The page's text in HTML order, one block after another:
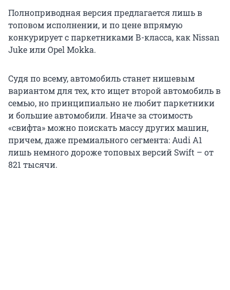
Полноприводная версия предлагается лишь в
топовом исполнении, и по цене впрямую
конкурирует с паркетниками В-класса, как Nissan
Juke или Opel Mokka.
Судя по всему, автомобиль станет нишевым
вариантом для тех, кто ищет второй автомобиль в
семью, но принципиально не любит паркетники
и большие автомобили. Иначе за стоимость
«свифта» можно поискать массу других машин,
причем, даже премиального сегмента: Audi A1
лишь немного дороже топовых версий Swift – от
821 тысячи.